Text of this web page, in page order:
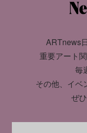
ARTnews
重要アート
毎
その他、イベ
ぜ